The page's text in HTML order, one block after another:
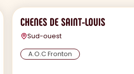
CHENES DE SAINT-LOUIS
Sud-ouest
A.O.C Fronton